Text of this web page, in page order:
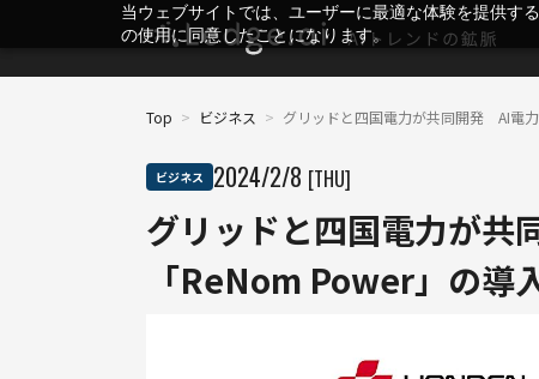
当ウェブサイトでは、ユーザーに最適な体験を提供す
の使用に同意したことになります。
Top > ビジネス > グリッドと四国電力が共同開発 AI電
ビジネス 2024/2/8 [THU]
グリッドと四国電力が
「ReNom Power」の導